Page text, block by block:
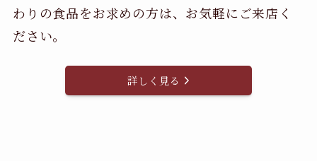
わりの食品をお求めの方は、お気軽にご来店く
ださい。
詳しく見る